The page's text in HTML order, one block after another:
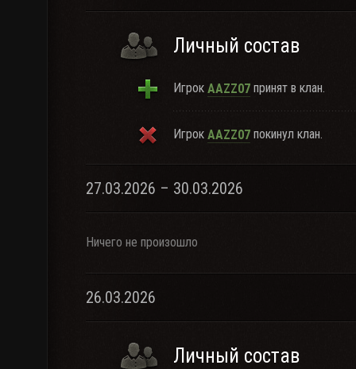
Личный состав
Игрок AAZZ07 принят в клан.
Игрок AAZZ07 покинул клан.
27.03.2026 – 30.03.2026
Ничего не произошло
26.03.2026
Личный состав